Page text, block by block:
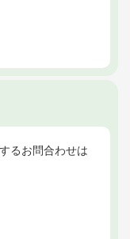
るお問合わせは